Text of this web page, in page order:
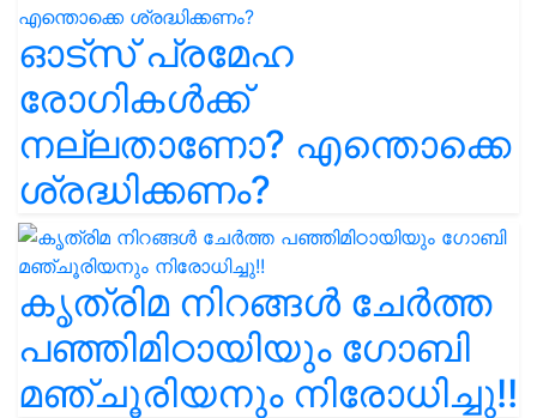
ഓട്സ് പ്രമേഹ
രോഗികൾക്ക്
നല്ലതാണോ? എന്തൊക്കെ
ശ്രദ്ധിക്കണം?
കൃത്രിമ നിറങ്ങൾ ചേർത്ത
പഞ്ഞിമിഠായിയും ഗോബി
മഞ്ചൂരിയനും നിരോധിച്ചു!!